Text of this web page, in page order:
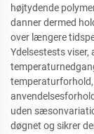
højtydende
danner dermed
over længere
Ydelsestests
uden
døgnet og sikrer